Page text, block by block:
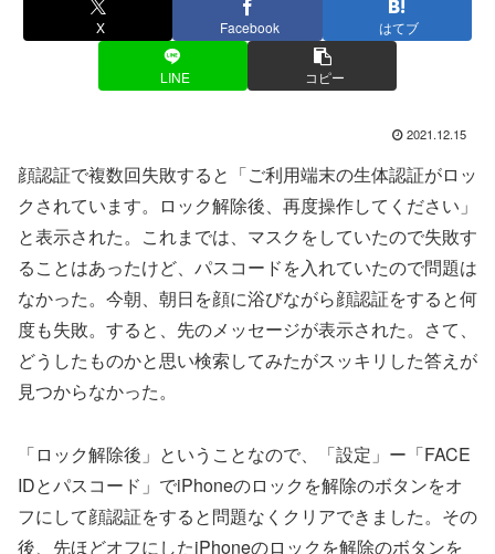
X Facebook はてブ
LINE コピー
2021.12.15
顔認証で複数回失敗すると「ご利用端末の生体認証がロッ
クされています。ロック解除後、再度操作してください」
と表示された。これまでは、マスクをしていたので失敗す
ることはあったけど、パスコードを入れていたので問題は
なかった。今朝、朝日を顔に浴びながら顔認証をすると何
度も失敗。すると、先のメッセージが表示された。さて、
どうしたものかと思い検索してみたがスッキリした答えが
見つからなかった。
「ロック解除後」ということなので、「設定」ー「FACE
IDとパスコード」でiPhoneのロックを解除のボタンをオ
フにして顔認証をすると問題なくクリアできました。その
後、先ほどオフにしたiPhoneのロックを解除のボタンを